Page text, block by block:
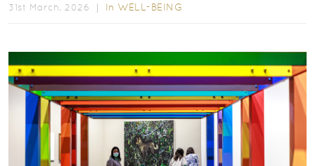
31st March, 2026 ｜ In WELL-BEING